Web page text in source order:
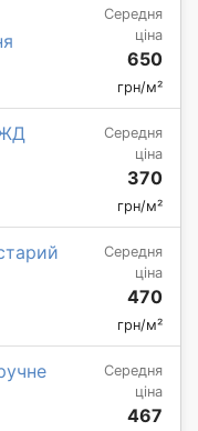
Середня
ціна
650
грн/м²
Середня
ціна
370
грн/м²
Середня
ціна
470
грн/м²
Середня
ціна
467